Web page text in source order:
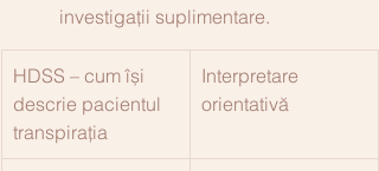
investigații suplimentare.
HDSS – cum își
descrie pacientul
transpirația
Interpretare
orientativă